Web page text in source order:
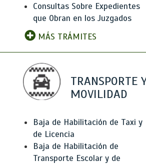
Consultas Sobre Expedientes
que Obran en los Juzgados
MÁS TRÁMITES
TRANSPORTE
MOVILIDAD
Baja de Habilitación de Taxi y
de Licencia
Baja de Habilitación de
Transporte Escolar y de